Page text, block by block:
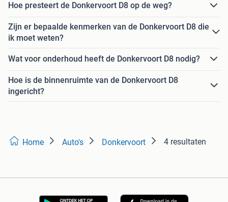
Hoe presteert de Donkervoort D8 op de weg?
Zijn er bepaalde kenmerken van de Donkervoort D8 die
ik moet weten?
Wat voor onderhoud heeft de Donkervoort D8 nodig?
Hoe is de binnenruimte van de Donkervoort D8
ingericht?
Home Auto's Donkervoort 4 resultaten